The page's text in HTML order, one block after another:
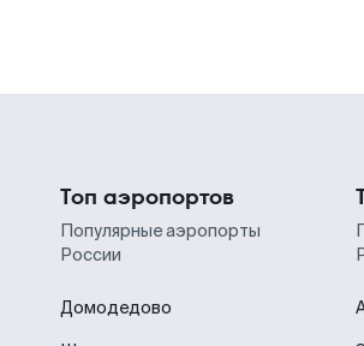
Топ аэропортов
Популярные аэропорты
России
Домодедово